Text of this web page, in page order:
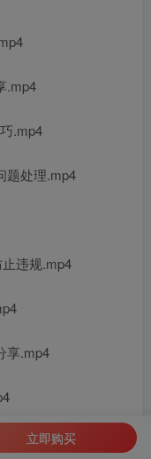
.mp4
.mp4
题处理.mp4
违规.mp4
享.mp4
.mp4立即购买